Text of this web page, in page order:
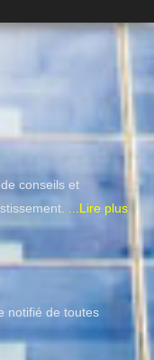
conseils et
...Lire plus
notifié de toutes